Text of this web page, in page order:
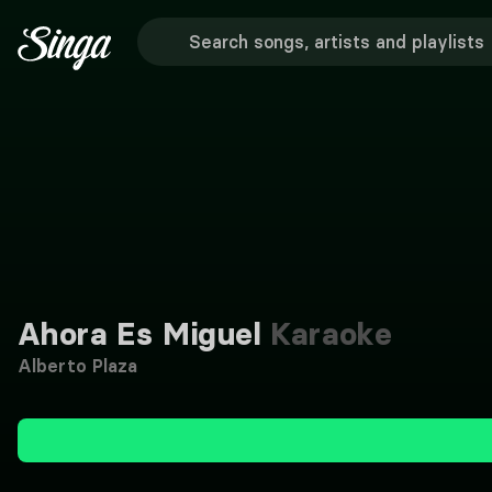
Ahora Es Miguel Karaoke
Alberto Plaza